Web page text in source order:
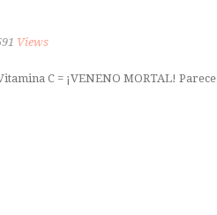
Views
C = ¡VENENO MORTAL! Parece